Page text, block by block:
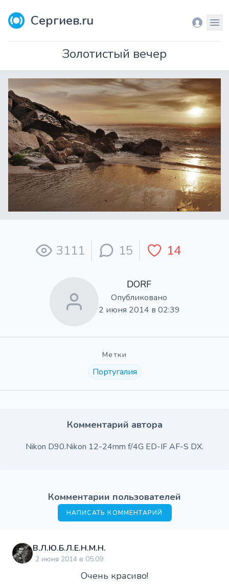
Сергиев.ru Вход
Золотистый вечер
3111 15 14
DORF
Опубликовано
2 июня 2014 в 02:39
Метки
Португалия
Комментарий автора
Nikon D90.Nikon 12-24mm f/4G ED-IF AF-S DX.
Комментарии пользователей
НАПИСАТЬ КОММЕНТАРИЙ
В.Л.Ю.Б.Л.Е.Н.М.Н.
2 июня 2014 в 05:09
Очень красиво!